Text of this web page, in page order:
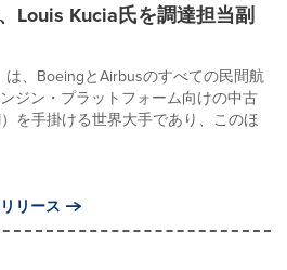
Louis Kucia氏を調達担当副
は、BoeingとAirbusのすべての民間航
ジン・プラットフォーム向けの中古
を手掛ける世界大手であり、このほ
リース